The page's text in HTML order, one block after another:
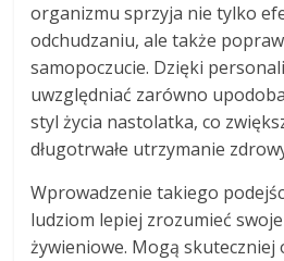
organizmu sprzyja nie tylko
odchudzaniu, ale także
samopoczucie. Dzięki
uwzględniać zarówno
styl życia nastolatka, co
długotrwałe utrzymanie
Wprowadzenie takiego
ludziom lepiej zrozumieć
żywieniowe. Mogą skuteczniej